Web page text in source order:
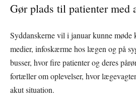
Gør plads til patienter med
Syddanskerne vil i januar kunne møde
medier, infoskærme hos lægen og på
busser, hvor fire patienter og deres
fortæller om oplevelser, hvor
akut situation.